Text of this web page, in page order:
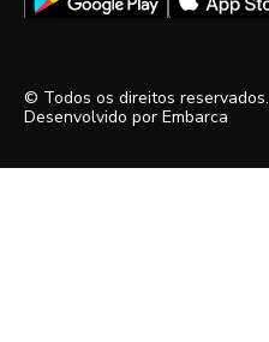
© Todos os direitos reservados.
Desenvolvido por Embarca